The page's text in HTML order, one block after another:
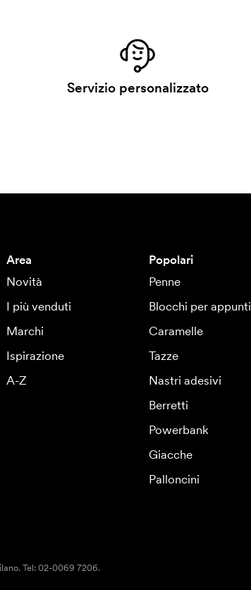
Servizio personalizzato
Area
Novità
I più venduti
Marchi
Ispirazione
A-Z
Popolari
Penne
Blocchi per appunti
Caramelle
Tazze
Nastri adesivi
Berretti
Powerbank
Giacche
Palloncini
Tel: 02-0069 7206.